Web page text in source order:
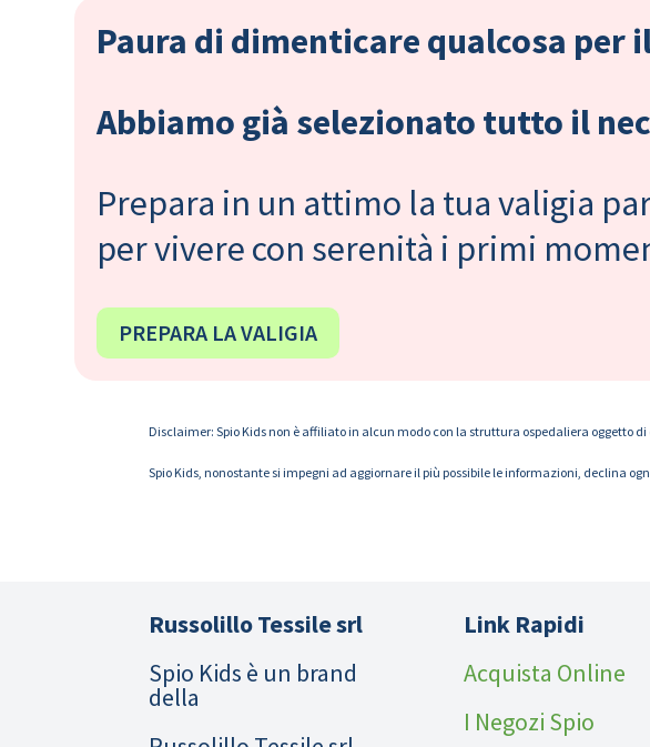
Paura di dimenticare qualcosa per
Abbiamo già selezionato tutto il
Prepara in un attimo la tua valigia
per vivere con serenità i primi
PREPARA LA VALIGIA
Disclaimer: Spio Kids non è affiliato in alcun modo con la struttura ospedaliera oggetto
Spio Kids, nonostante si impegni ad aggiornare il più possibile le informazioni, declina
Russolillo Tessile srl
Spio Kids è un brand
della
Link Rapidi
Acquista Online
I Negozi Spio